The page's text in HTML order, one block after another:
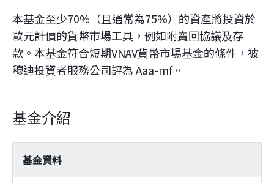
本基金至少70%（且通常為75%）的資產將投資於
歐元計價的貨幣市場工具，例如附賣回協議及存
款。本基金符合短期VNAV貨幣市場基金的條件，被
穆迪投資者服務公司評為 Aaa-mf。
基金介紹
基金資料